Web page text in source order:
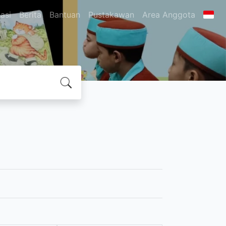
Berita Bantuan Pustakawan Area Anggota